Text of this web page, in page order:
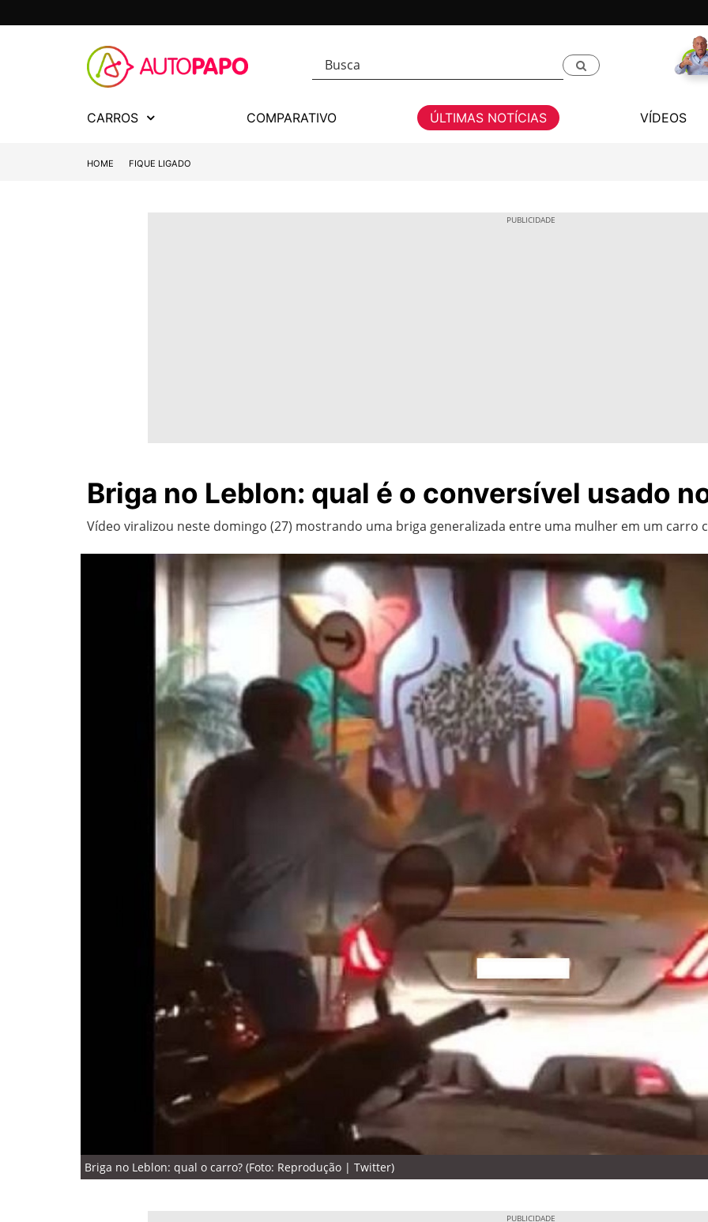
CARROS COMPARATIVO ÚLTIMAS NOTÍCIAS VÍDEOS
HOME FIQUE LIGADO
Briga no Leblon: qual é o conversível usado
Vídeo viralizou neste domingo (27) mostrando uma briga generalizada entre uma mulher em um carro
Briga no Leblon: qual o carro? (Foto: Reprodução | Twitter)